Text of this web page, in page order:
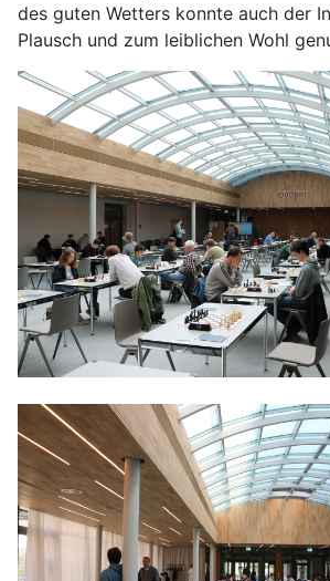
des guten Wetters konnte auch der
Plausch und zum leiblichen Wohl